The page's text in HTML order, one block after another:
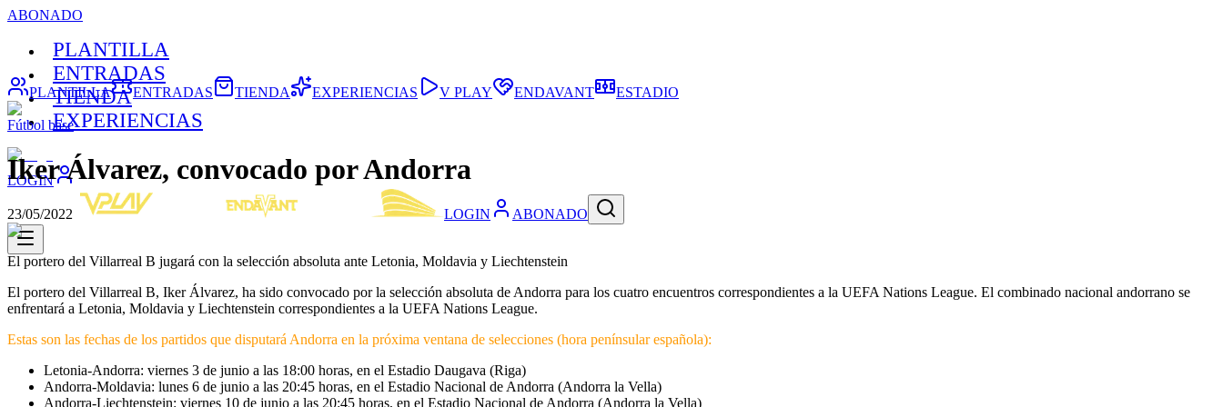
ABONADO
PLANTILLA
ENTRADAS
TIENDA
EXPERIENCIAS
LOGIN
LOGIN ABONADO
PLANTILLA ENTRADAS TIENDA EXPERIENCIAS V PLAY ENDAVANT ESTADIO
Fútbol base
Iker Álvarez, convocado por Andorra
23/05/2022
El portero del Villarreal B jugará con la selección absoluta ante Letonia, Moldavia y Liechtenstein
El portero del Villarreal B, Iker Álvarez, ha sido convocado por la selección absoluta de Andorra para los cuatro encuentros correspondientes a la UEFA Nations League. El combinado nacional andorrano se
enfrentará a Letonia, Moldavia y Liechtenstein correspondientes a la UEFA Nations League.
Estas son las fechas de los partidos que disputará Andorra en la próxima ventana de selecciones (hora penínsular española):
Letonia-Andorra: viernes 3 de junio a las 18:00 horas, en el Estadio Daugava (Riga)
Andorra-Moldavia: lunes 6 de junio a las 20:45 horas, en el Estadio Nacional de Andorra (Andorra la Vella)
Andorra-Liechtenstein: viernes 10 de junio a las 20:45 horas, en el Estadio Nacional de Andorra (Andorra la Vella)